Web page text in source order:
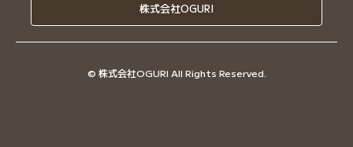
株式会社OGURI
© 株式会社OGURI All Rights Reserved.